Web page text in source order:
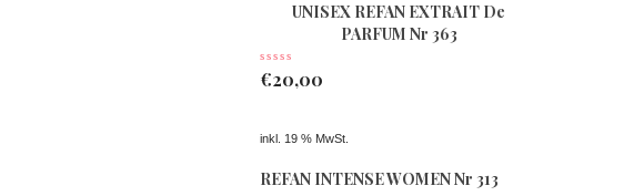
UNISEX REFAN EXTRAIT De
PARFUM Nr 363
€20,00
inkl. 19 % MwSt.
REFAN INTENSE WOMEN Nr 313